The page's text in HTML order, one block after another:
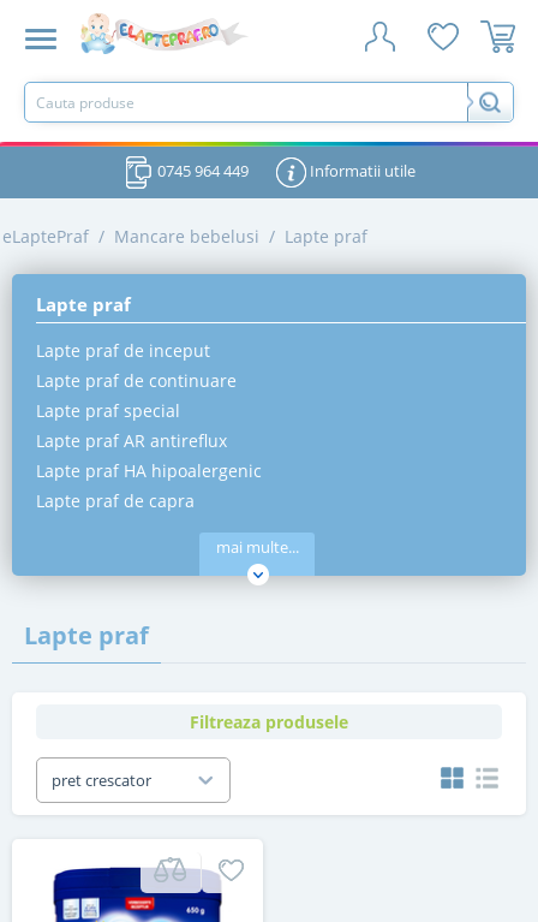
0745 964 449 Informatii utile
eLaptePraf / Mancare bebelusi / Lapte praf
Lapte praf
Lapte praf de inceput
Lapte praf de continuare
Lapte praf special
Lapte praf AR antireflux
Lapte praf HA hipoalergenic
Lapte praf de capra
mai multe...
Lapte praf
Filtreaza produsele
pret crescator